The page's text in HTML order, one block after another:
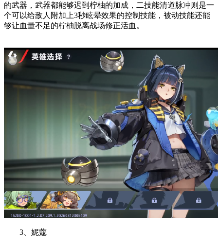
的武器，武器都能够迟到柠柚的加成，二技能清道脉冲则是一
个可以给敌人附加上3秒眩晕效果的控制技能，被动技能还能
够让血量不足的柠柚脱离战场修正活血。
3、妮蔻